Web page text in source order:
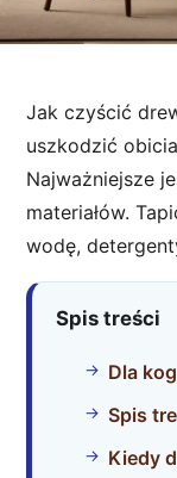
Jak czyścić
uszkodzić
Najważniejsze
materiałów.
wodę,
Spis treści
Dla
Spis
Kiedy